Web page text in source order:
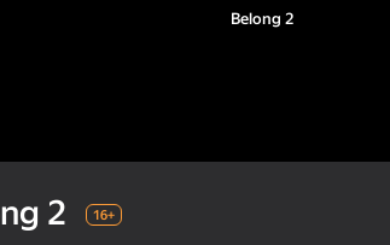
Belong 2
2 16+